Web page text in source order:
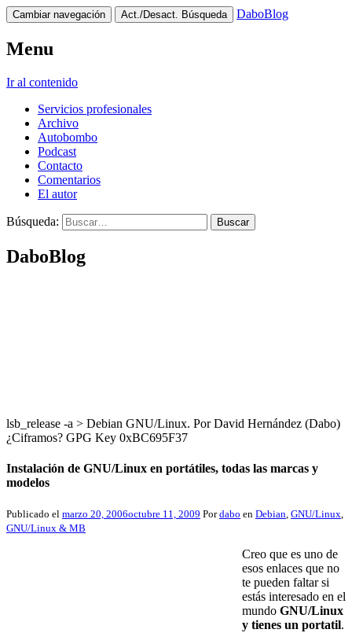
Cambiar navegación Act./Desact. Búsqueda DaboBlog
Menu
Ir al contenido
Servicios profesionales
Archivo
Autobombo
Podcast
Contacto
Comentarios
El autor
Búsqueda:
DaboBlog
lsb_release -a > Debian GNU/Linux. Por David Hernández (Dabo)
¿Ciframos? GPG Key 0xBC695F37
Instalación de GNU/Linux en portátiles, todas las marcas y
modelos
Publicado el marzo 20, 2006octubre 11, 2009 Pordabo en Debian, GNU/Linux,
GNU/Linux & MB
Creo que es uno de
esos enlaces que no
te pueden faltar si
estás interesado en el
mundo GNU/Linux
y tienes un portatil.